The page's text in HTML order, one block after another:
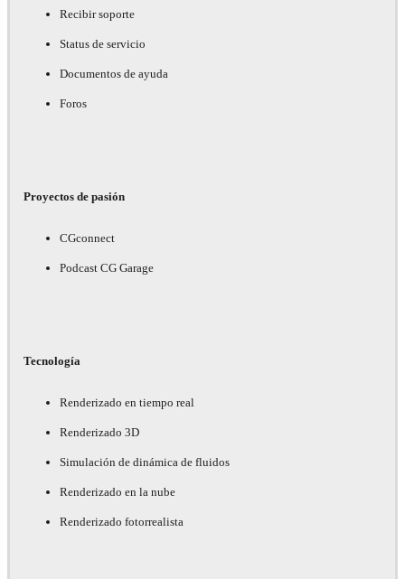
Recibir soporte
Status de servicio
Documentos de ayuda
Foros
Proyectos de pasión
CGconnect
Podcast CG Garage
Tecnología
Renderizado en tiempo real
Renderizado 3D
Simulación de dinámica de fluidos
Renderizado en la nube
Renderizado fotorrealista